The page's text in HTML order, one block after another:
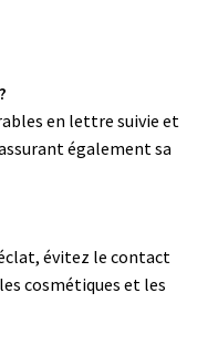
en lettre suivie et
également sa
évitez le contact
cosmétiques et les